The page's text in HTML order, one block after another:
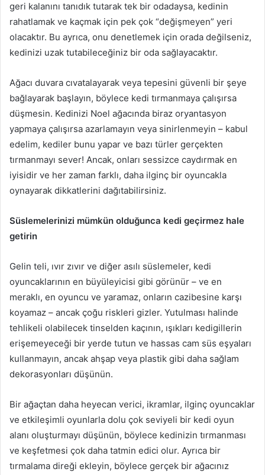
geri kalanını tanıdık tutarak tek bir odadaysa, kedinin
rahatlamak ve kaçmak için pek çok “değişmeyen” yeri
olacaktır. Bu ayrıca, onu denetlemek için orada değilseniz,
kedinizi uzak tutabileceğiniz bir oda sağlayacaktır.
Ağacı duvara cıvatalayarak veya tepesini güvenli bir şeye
bağlayarak başlayın, böylece kedi tırmanmaya çalışırsa
düşmesin. Kedinizi Noel ağacında biraz oryantasyon
yapmaya çalışırsa azarlamayın veya sinirlenmeyin – kabul
edelim, kediler bunu yapar ve bazı türler gerçekten
tırmanmayı sever! Ancak, onları sessizce caydırmak en
iyisidir ve her zaman farklı, daha ilginç bir oyuncakla
oynayarak dikkatlerini dağıtabilirsiniz.
Süslemelerinizi mümkün olduğunca kedi geçirmez hale
getirin
Gelin teli, ıvır zıvır ve diğer asılı süslemeler, kedi
oyuncaklarının en büyüleyicisi gibi görünür – ve en
meraklı, en oyuncu ve yaramaz, onların cazibesine karşı
koyamaz – ancak çoğu riskleri gizler. Yutulması halinde
tehlikeli olabilecek tinselden kaçının, ışıkları kedigillerin
erişemeyeceği bir yerde tutun ve hassas cam süs eşyaları
kullanmayın, ancak ahşap veya plastik gibi daha sağlam
dekorasyonları düşünün.
Bir ağaçtan daha heyecan verici, ikramlar, ilginç oyuncaklar
ve etkileşimli oyunlarla dolu çok seviyeli bir kedi oyun
alanı oluşturmayı düşünün, böylece kedinizin tırmanması
ve keşfetmesi çok daha tatmin edici olur. Ayrıca bir
tırmalama direği ekleyin, böylece gerçek bir ağacınız